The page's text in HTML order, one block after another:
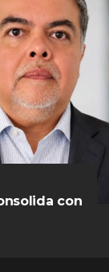
con